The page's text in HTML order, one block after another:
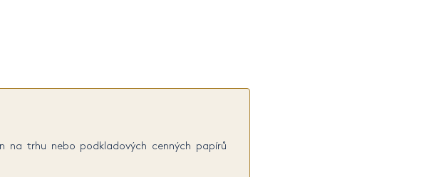
na trhu nebo podkladových cenných papírů